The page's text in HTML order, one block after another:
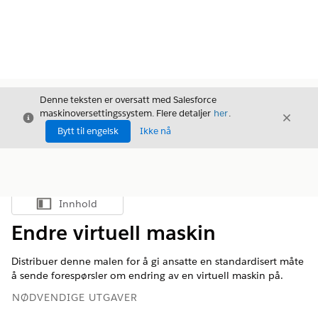
Avslutt
Denne teksten er oversatt med Salesforce
maskinoversettingssystem. Flere detaljer her.
Bytt til engelsk
Ikke nå
Avslutt
Vis innholdsfortegnelse
Innhold
Endre virtuell maskin
Distribuer denne malen for å gi ansatte en standardisert måte
å sende forespørsler om endring av en virtuell maskin på.
NØDVENDIGE UTGAVER